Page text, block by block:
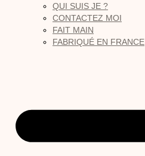
QUI SUIS JE ?
CONTACTEZ MOI
FAIT MAIN
FABRIQUÉ EN FRANCE